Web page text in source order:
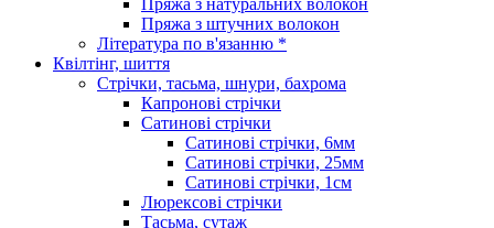
Пряжа з штучних волокон
Література по в'язанню *
Квілтінг, шиття
Стрічки, тасьма, шнури, бахрома
Капронові стрічки
Сатинові стрічки
Сатинові стрічки, 6мм
Сатинові стрічки, 25мм
Сатинові стрічки, 1см
Люрексові стрічки
Тасьма, сутаж